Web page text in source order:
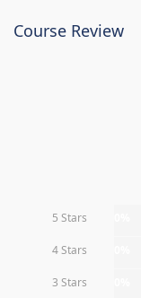
Course Review
5 Stars
4 Stars
3 Stars